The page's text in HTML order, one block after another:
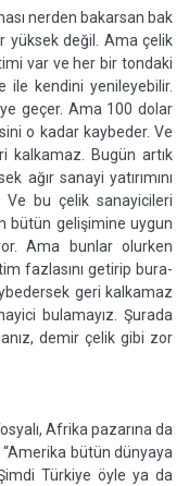
ner­den bakarsan bak
yüksek değil. Ama çelik
var ve her bir tondaki
kendi­ni yenileyebilir.
geçer. Ama 100 dolar
o kadar kay­beder. Ve
kalkamaz. Bugün artık
ağır sanayi yatırı­mını
bu çelik sanayicile­ri
bütün gelişimine uy­gun
Ama bunlar olurken
fazlasını getirip bura­
geri kalkamaz
bulamayız. Şurada
demir çelik gibi zor
Afrika pazarına da
“Amerika bütün dünya­ya
Türkiye öyle ya da